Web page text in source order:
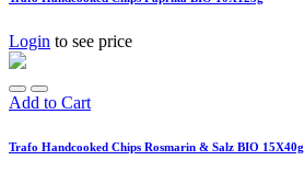
Login to see price
Add to Cart
Trafo Handcooked Chips Rosmarin & Salz BIO 15X40g